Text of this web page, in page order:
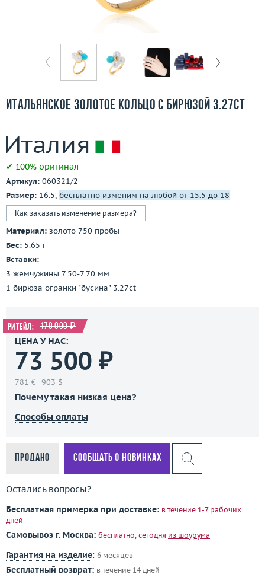
Бесплатная доставка
О компании
3D-тур по шоуруму
Итальянское золотое кольцо с бирюзой 3.27ct
✔ 100% оригинал
Артикул: 060321/2
Размер: 16.5, бесплатно изменим на любой от 15.5 до 18
Как заказать изменение размера?
Материал: золото 750 пробы
Вес: 5.65 г
Вставки:
3 жемчужины 7.50-7.70 мм
1 бирюза огранки "бусина" 3.27ct
Ритейл: 179 000 ₽
ЦЕНА У НАС:
73 500 ₽
781 € 903 $
Почему такая низкая цена?
Способы оплаты
Продано Сообщать о новинках
Остались вопросы?
Бесплатная примерка при доставке: в течение 1-7 рабочих
дней
Самовывоз г. Москва: бесплатно, сегодня из шоурума
Гарантия на изделие: 6 месяцев
Бесплатный возврат: в течение 14 дней